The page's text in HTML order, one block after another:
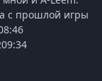
с прошлой игры